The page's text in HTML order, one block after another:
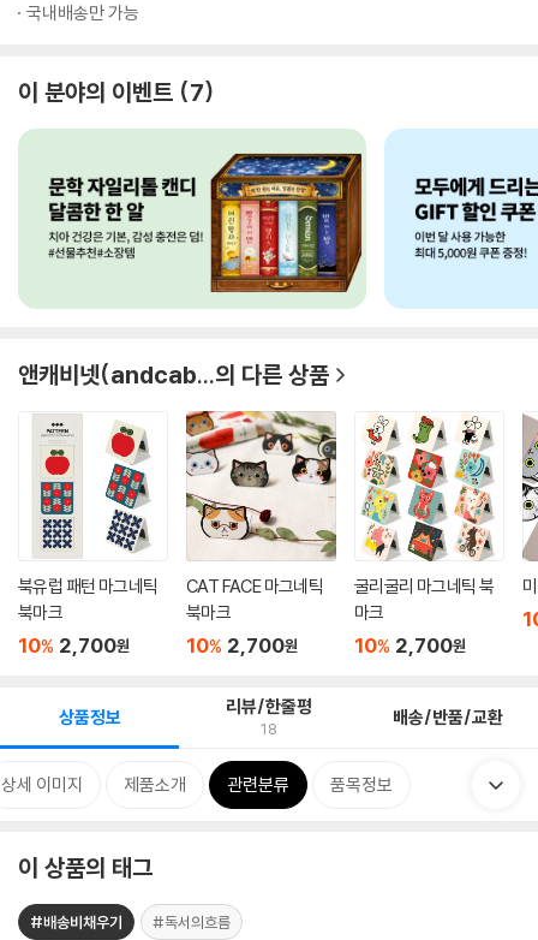
국내배송만 가능
이 분야의 이벤트 7
앤캐비넷(andcab...의 다른 상품
북유럽 패턴 마그네틱
북마크
10% 2,700원
CAT FACE 마그네틱
북마크
10% 2,700원
굴리굴리 마그네틱 북
마크
10% 2,700원
상품정보 리뷰/한줄평
18 배송/반품/교환
상세 이미지 제품소개 관련분류 품목정보
이 상품의 태그
#배송비채우기 #독서의흐름